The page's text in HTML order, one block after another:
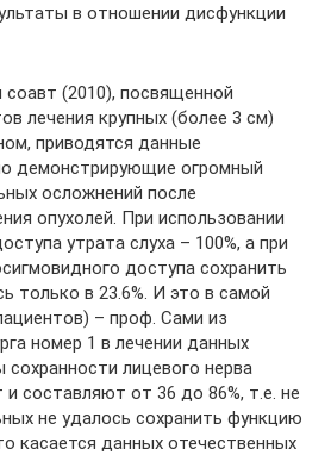
в отношении дисфункции
соавт (2010), посвященной
лечения крупных (более 3 см)
приводятся данные
демонстрирующие огромный
осложнений после
опухолей. При использовании
утрата слуха – 100%, а при
доступа сохранить
только в 23.6%. И это в самой
– проф. Сами из
номер 1 в лечении данных
сохранности лицевого нерва
составляют от 36 до 86%, т.е. не
не удалось сохранить функцию
касается данных отечественных